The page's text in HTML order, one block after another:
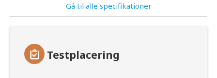
Gå til alle specifikationer
Testplacering